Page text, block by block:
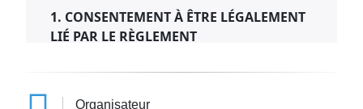
1. CONSENTEMENT À ÊTRE LÉGALEMENT
LIÉ PAR LE RÈGLEMENT
du présent règlement officiel (le «
Organisateur